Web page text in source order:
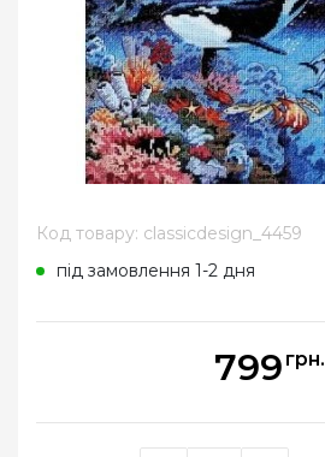
Код товару: classicdesign_4459
під замовлення 1-2 дня
799 грн.